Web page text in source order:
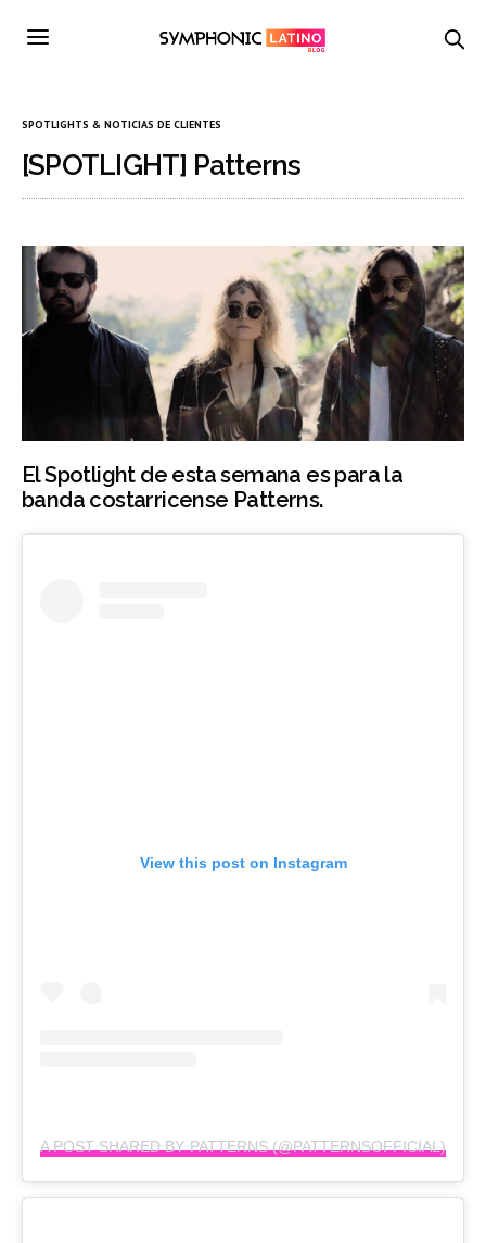
SPOTLIGHTS & NOTICIAS DE CLIENTES
[SPOTLIGHT] Patterns
El Spotlight de esta semana es para la
banda costarricense Patterns.
View this post on Instagram
A POST SHARED BY PATTERNS (@PATTERNSOFFICIAL)